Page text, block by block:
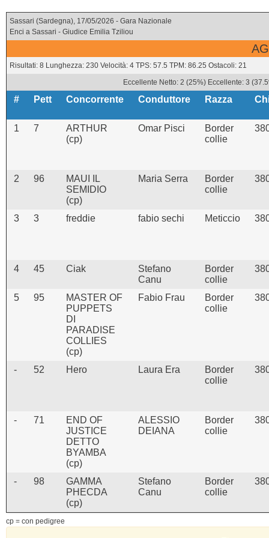
Sassari (Sardegna), 17/05/2026 - Gara Nazionale
Enci a Sassari - Giudice Emilia Tziliou
Risultati: 8 Lunghezza: 230 Velocità: 4 TPS: 57.5 TPM: 86.25 Ostacoli: 21
Eccellente Netto: 2 (25%) Eccellente: 3
# Pett Concorrente Conduttore Razza
1 7
ARTHUR
(cp)
Omar Pisci
Border
collie
2 96
MAUI IL
SEMIDIO
(cp)
Maria Serra
Border
collie
3 3 freddie fabio sechi Meticcio
4 45 Ciak
Stefano
Canu
Border
collie
5 95
MASTER OF
PUPPETS
DI
PARADISE
COLLIES
(cp)
Fabio Frau
Border
collie
- 52 Hero Laura Era
Border
collie
- 71
END OF
JUSTICE
DETTO
BYAMBA
(cp)
ALESSIO
DEIANA
Border
collie
- 98
GAMMA
PHECDA
(cp)
Stefano
Canu
Border
collie
cp = con pedigree